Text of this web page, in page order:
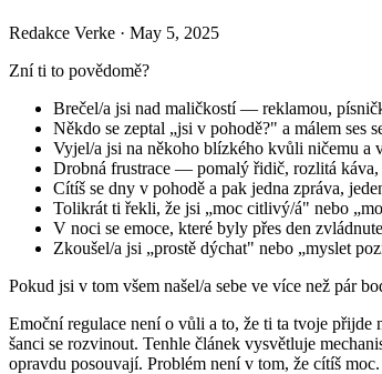
Redakce Verke · May 5, 2025
Zní ti to povědomě?
Brečel/a jsi nad maličkostí — reklamou,
Někdo se zeptal „jsi v pohodě?" a málem ses
Vyjel/a jsi na někoho blízkého kvůli ničemu a
Drobná frustrace — pomalý řidič, rozlitá káva,
Cítíš se dny v pohodě a pak jedna zpráva,
Tolikrát ti řekli, že jsi „moc citlivý/á" nebo
V noci se emoce, které byly přes den
Zkoušel/a jsi „prostě dýchat" nebo „myslet
Pokud jsi v tom všem našel/a sebe ve více než pár
Emoční regulace není o vůli a to, že ti ta tvoje
šanci se rozvinout. Tenhle článek vysvětluje
opravdu posouvají. Problém není v tom, že cítíš